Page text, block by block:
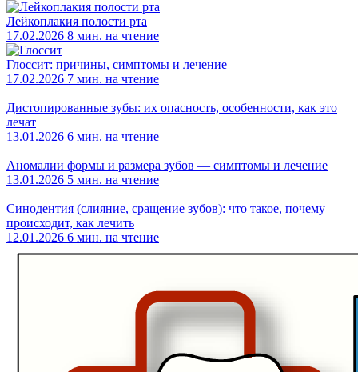
Лейкоплакия полости рта
17.02.2026 8 мин. на чтение
Глоссит: причины, симптомы и лечение
17.02.2026 7 мин. на чтение
Дистопированные зубы: их опасность, особенности, как это
лечат
13.01.2026 6 мин. на чтение
Аномалии формы и размера зубов — симптомы и лечение
13.01.2026 5 мин. на чтение
Синодентия (слияние, сращение зубов): что такое, почему
происходит, как лечить
12.01.2026 6 мин. на чтение